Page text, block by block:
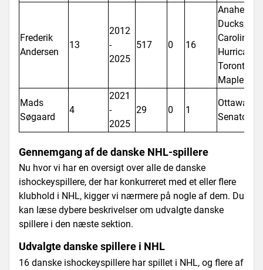
Frederik
Andersen
13
2012
-
2025
517 0 16
Anaheim
Ducks,
Carolina
Toronto
Maple
Mads
Søgaard
4
2021
-
2025
29 0 1
Ottawa
Senators
Gennemgang af de danske NHL-spillere
Nu hvor vi har en oversigt over alle de danske
ishockeyspillere, der har konkurreret med et eller flere
klubhold i NHL, kigger vi nærmere på nogle af dem. Du
kan læse dybere beskrivelser om udvalgte danske
spillere i den næste sektion.
Udvalgte danske spillere i NHL
16 danske ishockeyspillere har spillet i NHL, og flere af